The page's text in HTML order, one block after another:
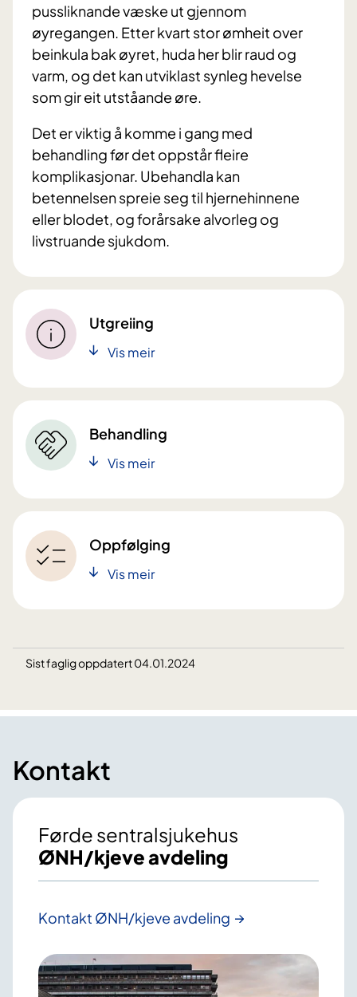
pussliknande væske ut gjennom
øyregangen. Etter kvart stor ømheit over
beinkula bak øyret, huda her blir raud og
varm, og det kan utviklast synleg hevelse
som gir eit utståande øre.
Det er viktig å komme i gang med
behandling før det oppstår fleire
komplikasjonar. Ubehandla kan
betennelsen spreie seg til hjernehinnene
eller blodet, og forårsake alvorleg og
livstruande sjukdom.
Utgreiing
Vis meir
Behandling
Vis meir
Oppfølging
Vis meir
Sist faglig oppdatert 04.01.2024
Kontakt
Førde sentralsjukehus
ØNH/kjeve avdeling
Kontakt ØNH/kjeve avdeling